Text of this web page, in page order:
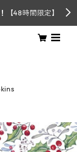
【48時間限定】